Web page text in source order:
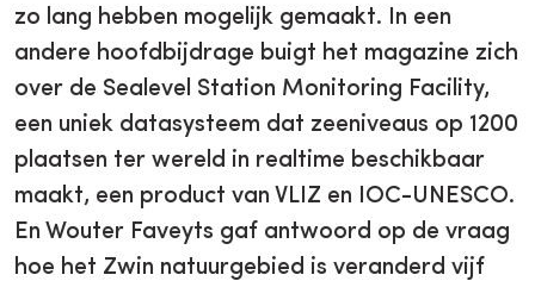
zo lang hebben mogelijk gemaakt. In een
andere hoofdbijdrage buigt het magazine zich
over de Sealevel Station Monitoring Facility,
een uniek datasysteem dat zeeniveaus op 1200
plaatsen ter wereld in realtime beschikbaar
maakt, een product van VLIZ en IOC-UNESCO.
En Wouter Faveyts gaf antwoord op de vraag
hoe het Zwin natuurgebied is veranderd vijf